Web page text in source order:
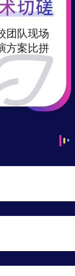
团队现场
方案比拼